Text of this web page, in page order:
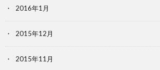
2016年1月
2015年12月
2015年11月